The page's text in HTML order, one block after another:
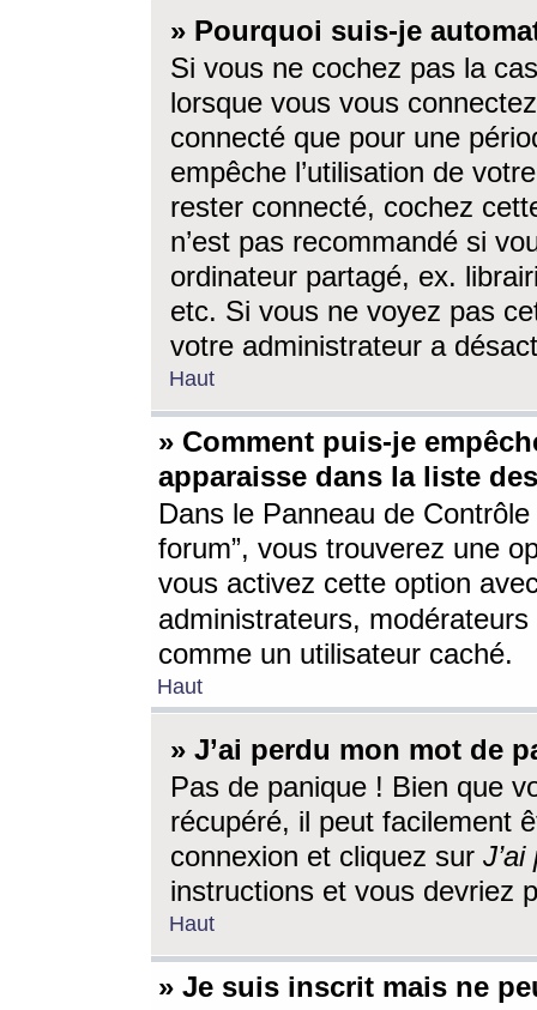
» Pourquoi suis-je
Si vous ne cochez pas la
lorsque vous vous
connecté que pour une
empêche l’utilisation de
rester connecté, cochez
n’est pas recommandé si
ordinateur partagé, ex.
etc. Si vous ne voyez pas
votre administrateur a
Haut
» Comment puis-je
apparaisse dans la liste
Dans le Panneau de
forum”, vous trouverez une
vous activez cette option
administrateurs,
comme un utilisateur caché.
Haut
» J’ai perdu mon mot de
Pas de panique ! Bien que
récupéré, il peut facilement
connexion et cliquez sur
instructions et vous devriez
Haut
» Je suis inscrit mais ne